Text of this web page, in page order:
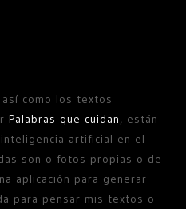
como los textos
Palabras que cuidan, están
artificial en el
son o fotos propias o de
aplicación para generar
para pensar mis textos o